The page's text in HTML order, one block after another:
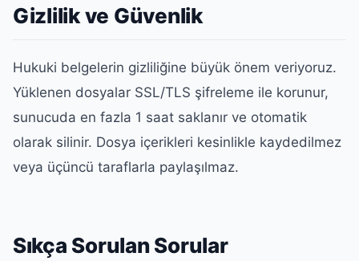
Gizlilik ve Güvenlik
Hukuki belgelerin gizliliğine büyük önem veriyoruz.
Yüklenen dosyalar SSL/TLS şifreleme ile korunur,
sunucuda en fazla 1 saat saklanır ve otomatik
olarak silinir. Dosya içerikleri kesinlikle kaydedilmez
veya üçüncü taraflarla paylaşılmaz.
Sıkça Sorulan Sorular